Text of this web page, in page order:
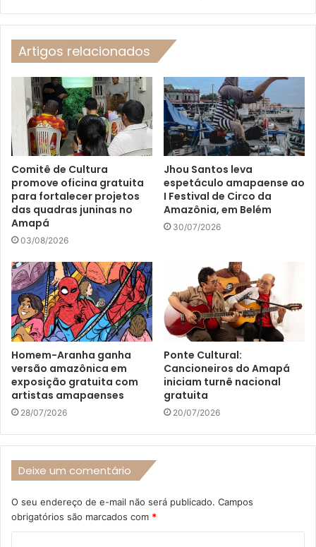
Artigos relacionados
Comitê de Cultura
promove oficina gratuita
para fortalecer projetos
das quadras juninas no
Amapá
03/08/2026
Jhou Santos leva
espetáculo amapaense ao
I Festival de Circo da
Amazônia, em Belém
30/07/2026
Homem-Aranha ganha
versão amazônica em
exposição gratuita com
artistas amapaenses
28/07/2026
Ponte Cultural:
Cancioneiros do Amapá
iniciam turnê nacional
gratuita
20/07/2026
Deixe um comentário
O seu endereço de e-mail não será publicado. Campos
obrigatórios são marcados com *